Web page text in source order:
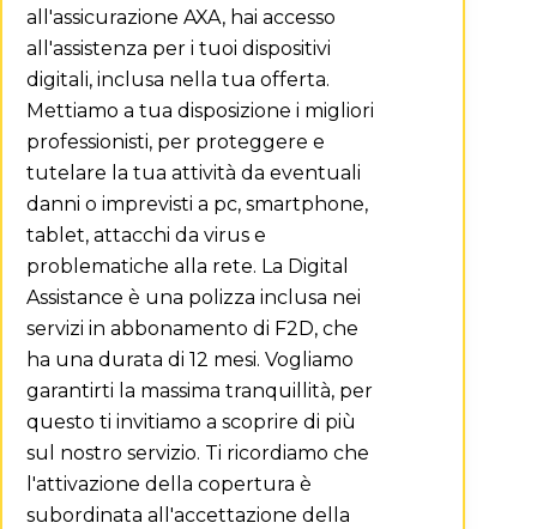
all'assicurazione AXA, hai accesso
all'assistenza per i tuoi dispositivi
digitali, inclusa nella tua offerta.
Mettiamo a tua disposizione i migliori
professionisti, per proteggere e
tutelare la tua attività da eventuali
danni o imprevisti a pc, smartphone,
tablet, attacchi da virus e
problematiche alla rete. La Digital
Assistance è una polizza inclusa nei
servizi in abbonamento di F2D, che
ha una durata di 12 mesi. Vogliamo
garantirti la massima tranquillità, per
questo ti invitiamo a scoprire di più
sul nostro servizio. Ti ricordiamo che
l'attivazione della copertura è
subordinata all'accettazione della